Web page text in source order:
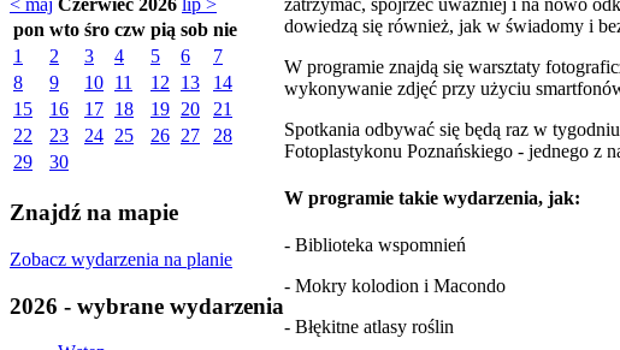
< maj Czerwiec 2026 lip >
pon wto śro czw pią sob nie
1
2 3 4 5 6
7
8
9 10 11 12 13
14
15
16 17 18 19 20
21
22
23 24 25 26 27
28
29
30
Znajdź na mapie
Zobacz wydarzenia na planie
2026 - wybrane wydarzenia
zatrzymać, spojrzeć uważniej i na nowo
dowiedzą się również, jak w świadomy i
W programie znajdą się warsztaty
wykonywanie zdjęć przy użyciu
Spotkania odbywać się będą raz w
Fotoplastykonu Poznańskiego - jednego z
W programie takie wydarzenia, jak:
- Biblioteka wspomnień
- Mokry kolodion i Macondo
- Błękitne atlasy roślin